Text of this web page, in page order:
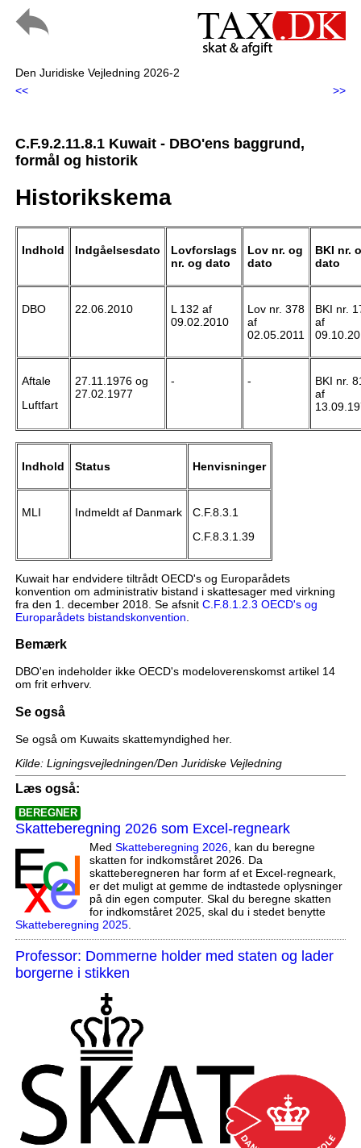
Den Juridiske Vejledning 2026-2
<<
>>
C.F.9.2.11.8.1 Kuwait - DBO'ens baggrund,
formål og historik
Historikskema
Indhold Indgåelsesdato
Lovforslags
nr. og dato
Lov nr. og
dato
BKI nr.
dato
DBO 22.06.2010
L 132 af
09.02.2010
Lov nr. 378
af
02.05.2011
BKI nr.
af
Aftale
Luftfart
27.11.1976 og
27.02.1977
- -
BKI nr.
af
Indhold Status Henvisninger
MLI Indmeldt af Danmark
C.F.8.3.1
C.F.8.3.1.39
Kuwait har endvidere tiltrådt OECD's og Europarådets
konvention om administrativ bistand i skattesager med virkning
fra den 1. december 2018. Se afsnit C.F.8.1.2.3 OECD's og
Europarådets bistandskonvention
Bemærk
DBO'en indeholder ikke OECD's modeloverenskomst artikel 14
om frit erhverv.
Se også
Se også om Kuwaits skattemyndighed her.
Kilde: Ligningsvejledningen/Den Juridiske Vejledning
Læs også:
BEREGNER
Skatteberegning 2026 som Excel-regneark
Med Skatteberegning 2026, kan du beregne
skatten for indkomståret 2026. Da
skatteberegneren har form af et Excel-regneark,
er det muligt at gemme de indtastede oplysninger
på din egen computer. Skal du beregne skatten
for indkomståret 2025, skal du i stedet benytte
Skatteberegning 2025.
Professor: Dommerne holder med staten og lader
borgerne i stikken